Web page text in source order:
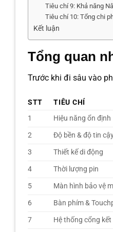
Tiêu chí 9: Khả năng
Tiêu chí 10: Tổng chi
Kết luận
Tổng quan
Trước khi đi sâu vào
STT TIÊU CHÍ
1
Hiệu năng ổn định
2
Độ bền & độ tin
3
Thiết kế di động
4
Thời lượng pin
5
Màn hình bảo vệ
6
Bàn phím &
7
Hệ thống cổng kết